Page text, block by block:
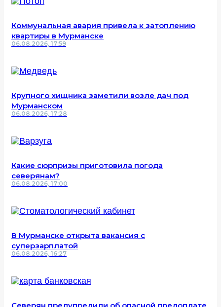
Коммунальная авария привела к затоплению
квартиры в Мурманске
06.08.2026, 17:59
Крупного хищника заметили возле дач под
Мурманском
06.08.2026, 17:28
Какие сюрпризы приготовила погода
северянам?
06.08.2026, 17:00
В Мурманске открыта вакансия с
суперзарплатой
06.08.2026, 16:27
Северян предупредили об опасной предоплате